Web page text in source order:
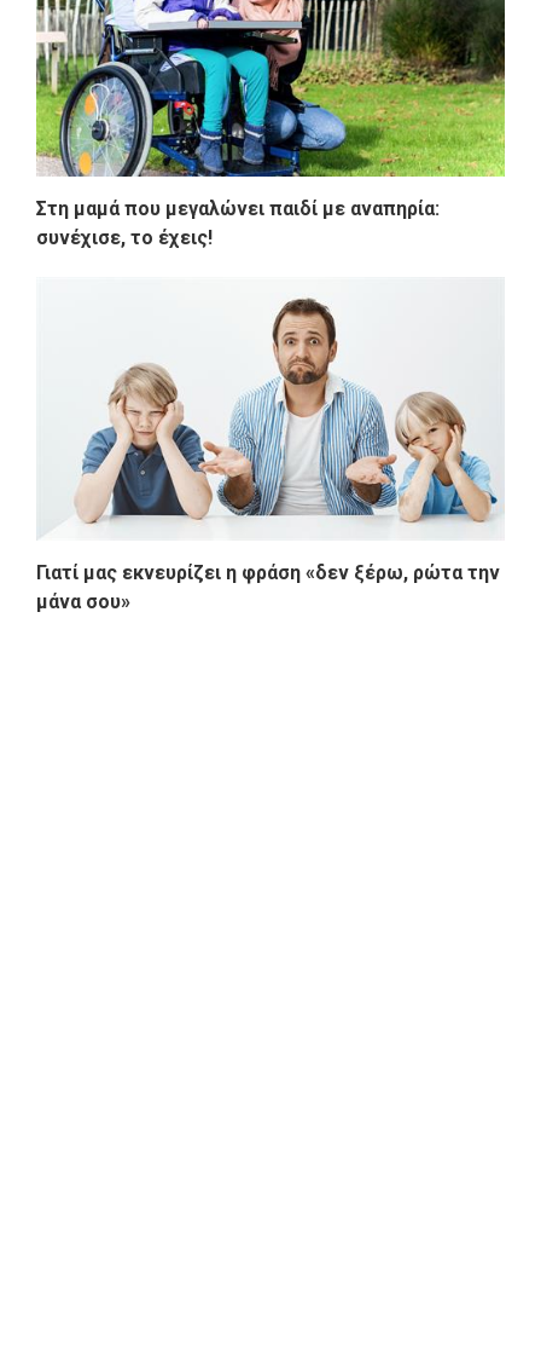
Στη μαμά που μεγαλώνει παιδί με αναπηρία:
συνέχισε, το έχεις!
Γιατί μας εκνευρίζει η φράση «δεν ξέρω, ρώτα την
μάνα σου»